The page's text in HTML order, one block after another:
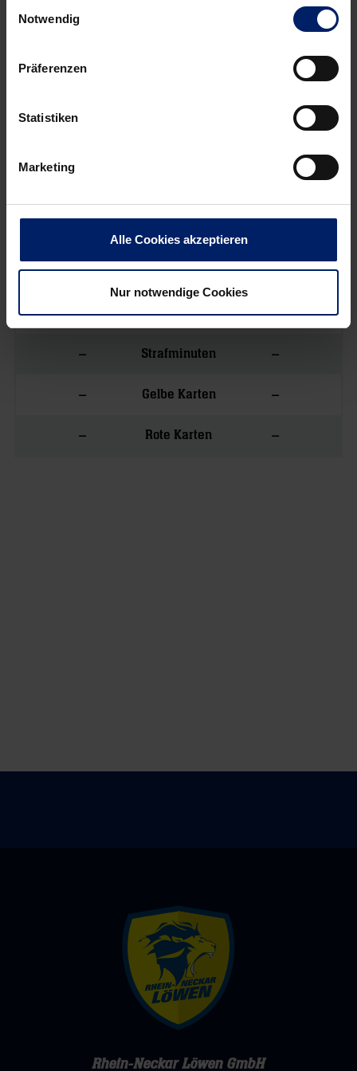
Notwendig
Präferenzen
Statistiken
Marketing
Alle Cookies akzeptieren
Nur notwendige Cookies
Füchse Berlin
7 Meter %
– / – Feldwürfe – / –
– Feldwürfe % –
– Strafminuten –
– Gelbe Karten –
– Rote Karten –
Rhein-Neckar Löwen GmbH